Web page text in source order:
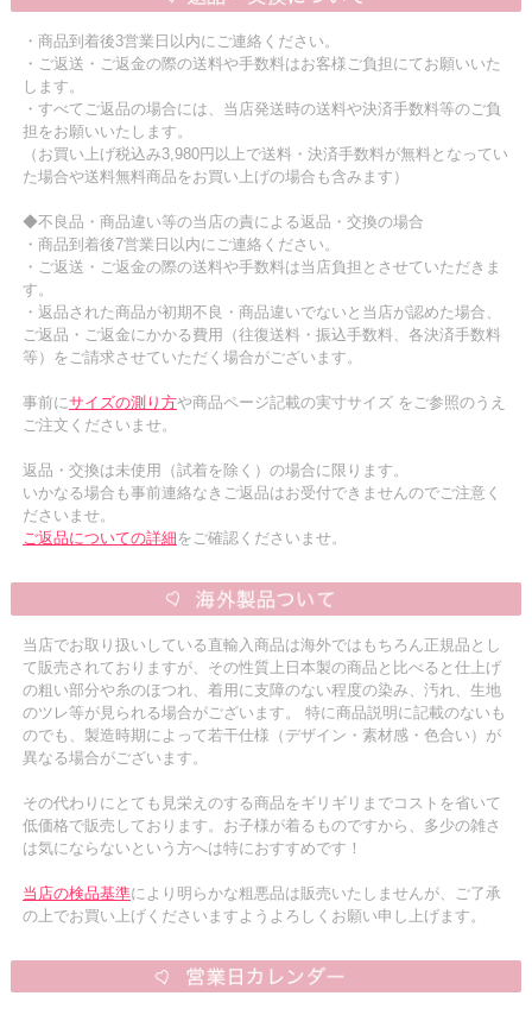
・商品到着後3営業日以内にご連絡ください。
・ご返送・ご返金の際の送料や手数料はお客様ご負担にてお願いいた
します。
・すべてご返品の場合には、当店発送時の送料や決済手数料等のご負
担をお願いいたします。
（お買い上げ税込み3,980円以上で送料・決済手数料が無料となってい
た場合や送料無料商品をお買い上げの場合も含みます）
◆不良品・商品違い等の当店の責による返品・交換の場合
・商品到着後7営業日以内にご連絡ください。
・ご返送・ご返金の際の送料や手数料は当店負担とさせていただきま
す。
・返品された商品が初期不良・商品違いでないと当店が認めた場合、
ご返品・ご返金にかかる費用（往復送料・振込手数料、各決済手数料
等）をご請求させていただく場合がございます。
事前にサイズの測り方や商品ページ記載の実寸サイズ をご参照のうえ
ご注文くださいませ。
返品・交換は未使用（試着を除く）の場合に限ります。
いかなる場合も事前連絡なきご返品はお受付できませんのでご注意く
ださいませ。
ご返品についての詳細をご確認くださいませ。
当店でお取り扱いしている直輸入商品は海外ではもちろん正規品とし
て販売されておりますが、その性質上日本製の商品と比べると仕上げ
の粗い部分や糸のほつれ、着用に支障のない程度の染み、汚れ、生地
のツレ等が見られる場合がございます。 特に商品説明に記載のないも
のでも、製造時期によって若干仕様（デザイン・素材感・色合い）が
異なる場合がございます。
その代わりにとても見栄えのする商品をギリギリまでコストを省いて
低価格で販売しております。お子様が着るものですから、多少の雑さ
は気にならないという方へは特におすすめです！
当店の検品基準により明らかな粗悪品は販売いたしませんが、ご了承
の上でお買い上げくださいますようよろしくお願い申し上げます。